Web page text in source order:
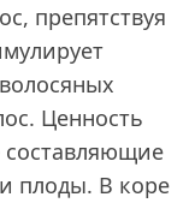
препятствуя
Ценность
составляющие
плоды. В коре